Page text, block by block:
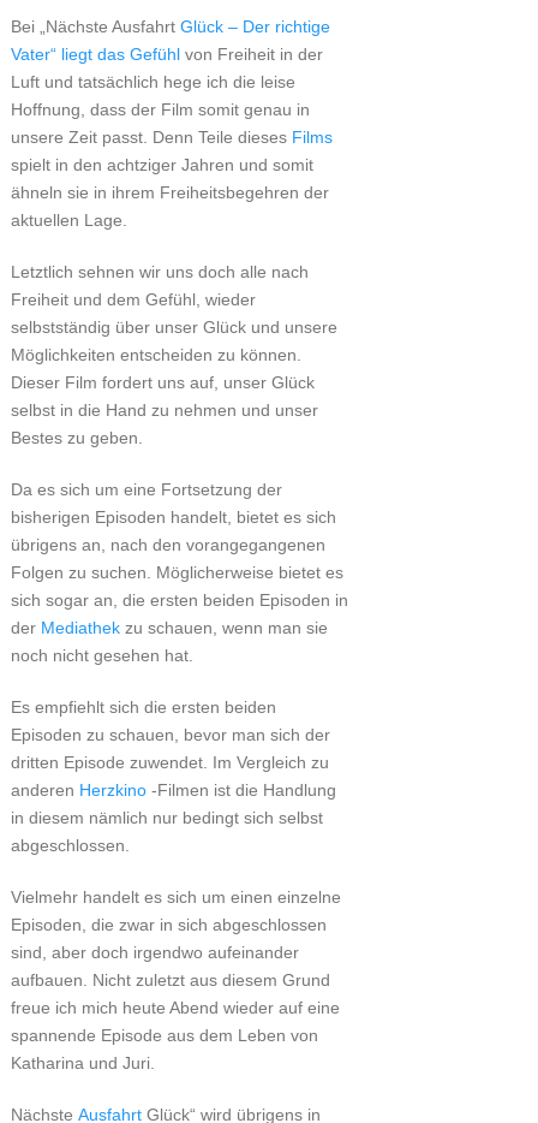
Bei „Nächste Ausfahrt Glück – Der richtige
Vater“ liegt das Gefühlvon Freiheit in der
Luft und tatsächlich hege ich die leise
Hoffnung, dass der Film somit genau in
unsere Zeit passt. Denn Teile dieses Films
spielt in den achtziger Jahren und somit
ähneln sie in ihrem Freiheitsbegehren der
aktuellen Lage.
Letztlich sehnen wir uns doch alle nach
Freiheit und dem Gefühl, wieder
selbstständig über unser Glück und unsere
Möglichkeiten entscheiden zu können.
Dieser Film fordert uns auf, unser Glück
selbst in die Hand zu nehmen und unser
Bestes zu geben.
Da es sich um eine Fortsetzung der
bisherigen Episoden handelt, bietet es sich
übrigens an, nach den vorangegangenen
Folgen zu suchen. Möglicherweise bietet es
sich sogar an, die ersten beiden Episoden in
der Mediathekzu schauen, wenn man sie
noch nicht gesehen hat.
Es empfiehlt sich die ersten beiden
Episoden zu schauen, bevor man sich der
dritten Episode zuwendet. Im Vergleich zu
anderen Herzkino-Filmen ist die Handlung
in diesem nämlich nur bedingt sich selbst
abgeschlossen.
Vielmehr handelt es sich um einen einzelne
Episoden, die zwar in sich abgeschlossen
sind, aber doch irgendwo aufeinander
aufbauen. Nicht zuletzt aus diesem Grund
freue ich mich heute Abend wieder auf eine
spannende Episode aus dem Leben von
Katharina und Juri.
Nächste AusfahrtGlück“ wird übrigens in